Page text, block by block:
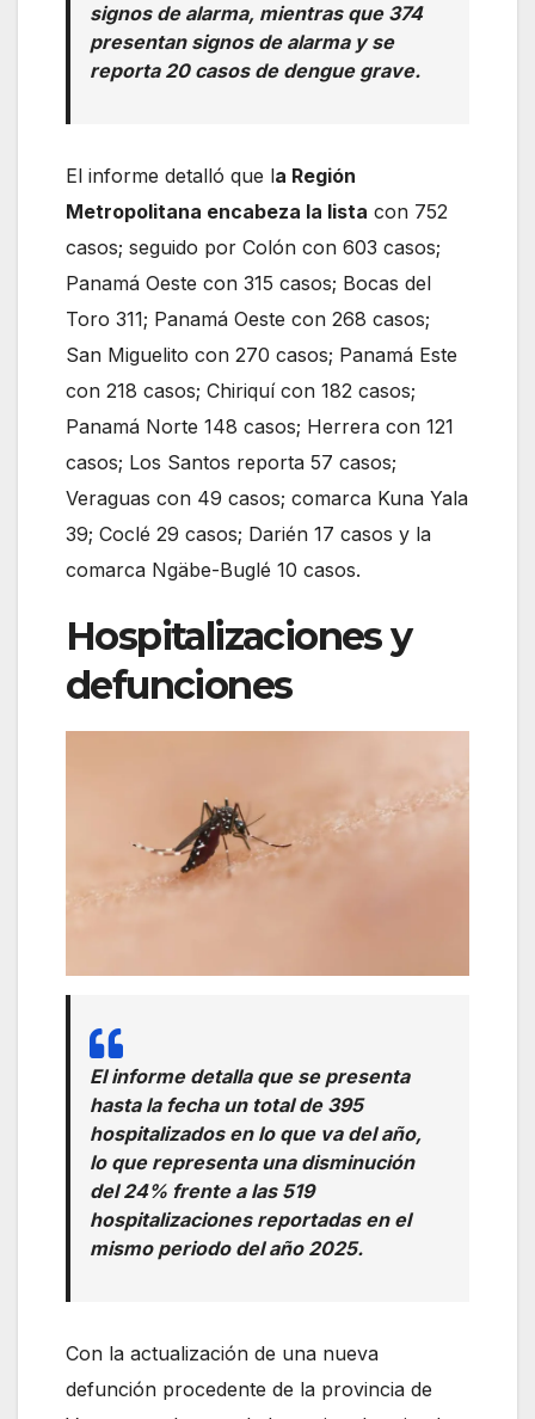
signos de alarma, mientras que 374
presentan signos de alarma y se
reporta 20 casos de dengue grave.
El informe detalló que la Región
Metropolitana encabeza la lista con 752
casos; seguido por Colón con 603 casos;
Panamá Oeste con 315 casos; Bocas del
Toro 311; Panamá Oeste con 268 casos;
San Miguelito con 270 casos; Panamá Este
con 218 casos; Chiriquí con 182 casos;
Panamá Norte 148 casos; Herrera con 121
casos; Los Santos reporta 57 casos;
Veraguas con 49 casos; comarca Kuna Yala
39; Coclé 29 casos; Darién 17 casos y la
comarca Ngäbe-Buglé 10 casos.
Hospitalizaciones y
defunciones
El informe detalla que se presenta
hasta la fecha un total de 395
hospitalizados en lo que va del año,
lo que representa una disminución
del 24% frente a las 519
hospitalizaciones reportadas en el
mismo periodo del año 2025.
Con la actualización de una nueva
defunción procedente de la provincia de